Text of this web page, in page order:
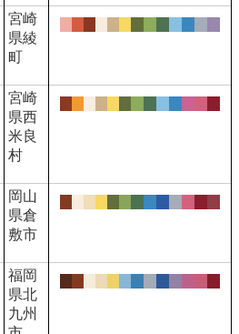
宮崎
県綾
町
宮崎
県西
米良
村
岡山
県倉
敷市
福岡
県北
九州